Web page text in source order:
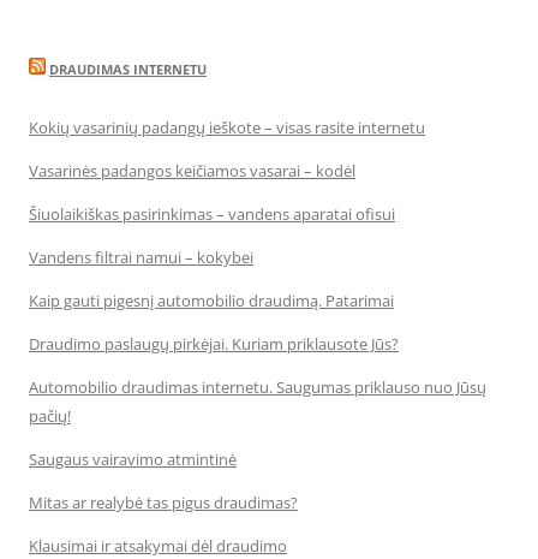
DRAUDIMAS INTERNETU
Kokių vasarinių padangų ieškote – visas rasite internetu
Vasarinės padangos keičiamos vasarai – kodėl
Šiuolaikiškas pasirinkimas – vandens aparatai ofisui
Vandens filtrai namui – kokybei
Kaip gauti pigesnį automobilio draudimą. Patarimai
Draudimo paslaugų pirkėjai. Kuriam priklausote Jūs?
Automobilio draudimas internetu. Saugumas priklauso nuo Jūsų
pačių!
Saugaus vairavimo atmintinė
Mitas ar realybė tas pigus draudimas?
Klausimai ir atsakymai dėl draudimo